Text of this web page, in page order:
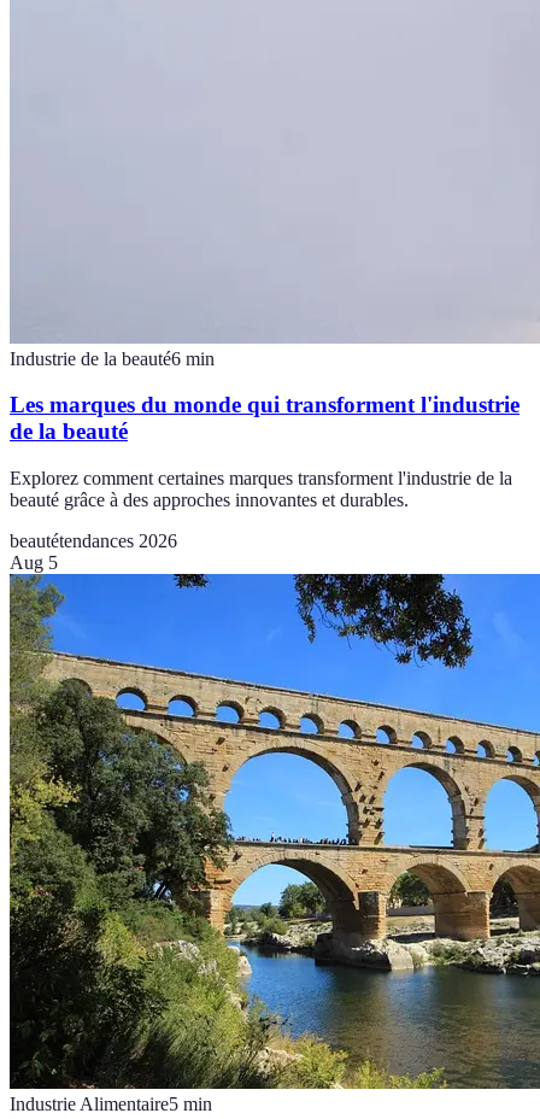
Industrie de la beauté6 min
Les marques du monde qui transforment l'industrie
de la beauté
Explorez comment certaines marques transforment l'industrie de la
beauté grâce à des approches innovantes et durables.
beautétendances 2026
Aug 5
Industrie Alimentaire5 min